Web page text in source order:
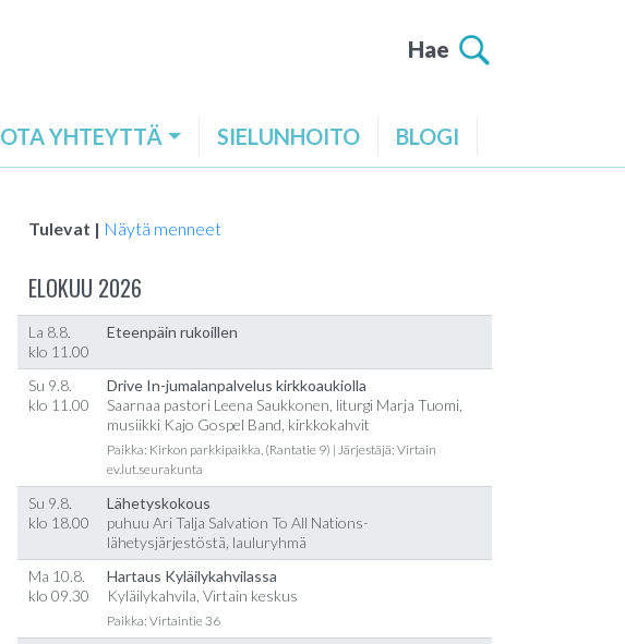
Hae
OTA YHTEYTTÄ SIELUNHOITO BLOGI
Tulevat | Näytä menneet
ELOKUU 2026
La 8.8.
klo 11.00
Eteenpäin rukoillen
Su 9.8.
klo 11.00
Drive In-jumalanpalvelus kirkkoaukiolla
Saarnaa pastori Leena Saukkonen, liturgi Marja Tuomi,
musiikki Kajo Gospel Band, kirkkokahvit
Paikka: Kirkon parkkipaikka, (Rantatie 9) | Järjestäjä: Virtain
ev.lut.seurakunta
Su 9.8.
klo 18.00
Lähetyskokous
puhuu Ari Talja Salvation To All Nations-
lähetysjärjestöstä, lauluryhmä
Ma 10.8.
klo 09.30
Hartaus Kyläilykahvilassa
Kyläilykahvila, Virtain keskus
Paikka: Virtaintie 36